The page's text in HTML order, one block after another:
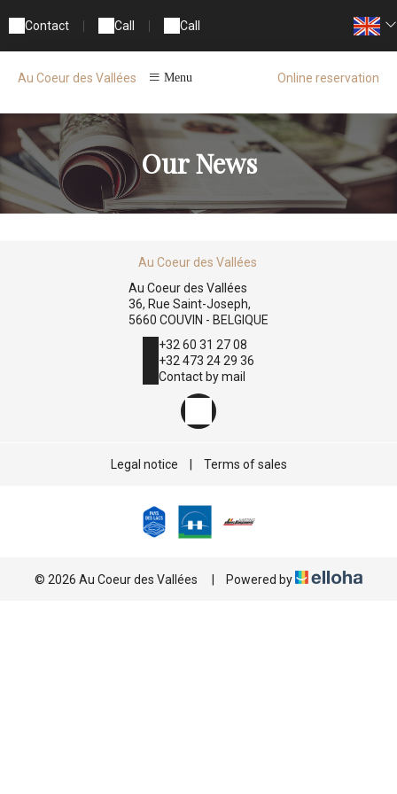
Contact Call Call
Au Coeur des Vallées Menu Online reservation
Our News
Au Coeur des Vallées
Au Coeur des Vallées
36, Rue Saint-Joseph,
5660 COUVIN - BELGIQUE
+32 60 31 27 08
+32 473 24 29 36
Contact by mail
Legal notice Terms of sales
© 2026 Au Coeur des Vallées Powered by